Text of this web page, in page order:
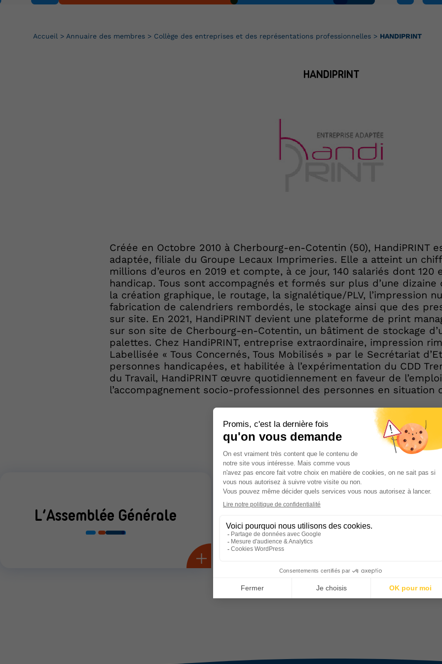
Accueil > Annuaire des membres > Collège des entreprises et des représentations professionnelles > HANDIPRINT
HANDIPRINT
Créée en Octobre 2010 à Cherbourg-en-Cotentin (50), HandiPRINT
adaptée, filiale du Groupe Lecaux Imprimeries. Elle a atteint un
millions d’euros en 2019 et compte, à ce jour, 140 salariés dont 120
handicap. Tous sont accompagnés et formés sur plus d’une
la création graphique, le routage, la signalétique/PLV, l’impression
fabrication de calendriers rembordés, le stockage ainsi que des
sur site. En 2021, HandiPRINT devient une plateforme de print
sur son site de Cherbourg-en-Cotentin, un bâtiment de stockage
palettes. Chez HandiPRINT, entreprise extraordinaire, impression
Labellisée « Tous Concernés, Tous Mobilisés » par le Secrétariat
personnes handicapées, et habilitée à l’expérimentation du CDD
du Travail, HandiPRINT œuvre quotidiennement en faveur de
l’accompagnement socio-professionnel des personnes en situation
Nos prestations
L’Assemblée Générale